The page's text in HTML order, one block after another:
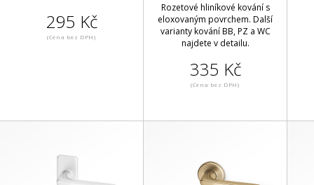
295 Kč
(Cena bez DPH)
Rozetové hliníkové kování s
eloxovaným povrchem. Další
varianty kování BB, PZ a WC
najdete v detailu.
335 Kč
(Cena bez DPH)